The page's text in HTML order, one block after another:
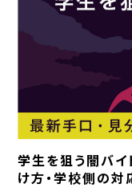
学生を狙う闇バ
け方・学校側の対